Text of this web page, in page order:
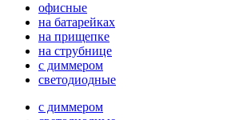
офисные
на батарейках
на прищепке
на струбнице
с диммером
светодиодные
с диммером